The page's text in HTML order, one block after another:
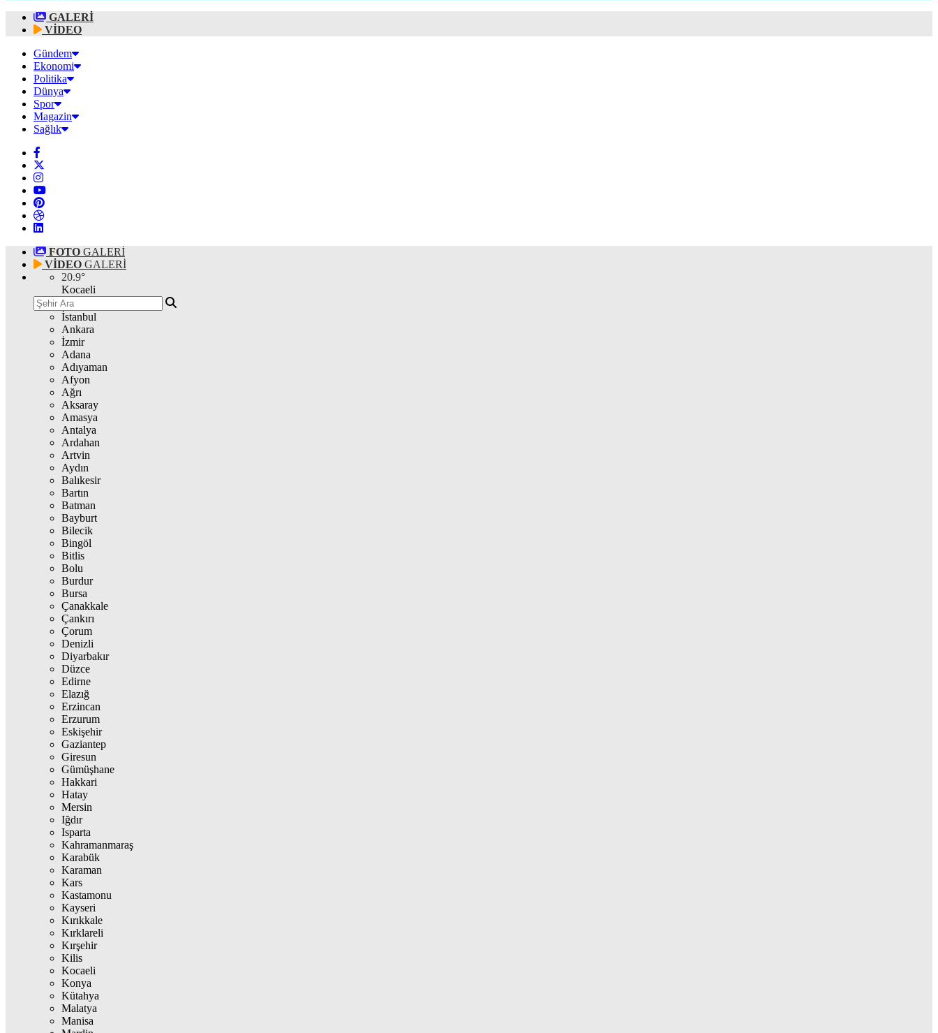
GALERİ
VİDEO
Gündem
Ekonomi
Politika
Dünya
Spor
Magazin
Sağlık
FOTO GALERİ
VİDEO GALERİ
20.9°
Kocaeli
İstanbul
Ankara
İzmir
Adana
Adıyaman
Afyon
Ağrı
Aksaray
Amasya
Antalya
Ardahan
Artvin
Aydın
Balıkesir
Bartın
Batman
Bayburt
Bilecik
Bingöl
Bitlis
Bolu
Burdur
Bursa
Çanakkale
Çankırı
Çorum
Denizli
Diyarbakır
Düzce
Edirne
Elazığ
Erzincan
Erzurum
Eskişehir
Gaziantep
Giresun
Gümüşhane
Hakkari
Hatay
Mersin
Iğdır
Isparta
Kahramanmaraş
Karabük
Karaman
Kars
Kastamonu
Kayseri
Kırıkkale
Kırklareli
Kırşehir
Kilis
Kocaeli
Konya
Kütahya
Malatya
Manisa